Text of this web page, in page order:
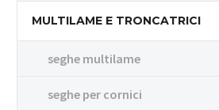
MULTILAME E TRONCATRICI
seghe multilame
seghe per cornici